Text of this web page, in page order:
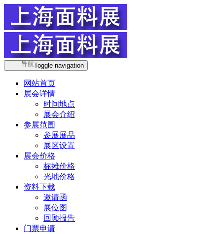
导航Toggle navigation
网站首页
展会详情
时间地点
展会介绍
参展范围
参展展品
展区设置
展会价格
标摊价格
光地价格
资料下载
邀请函
展位图
回顾报告
门票申请